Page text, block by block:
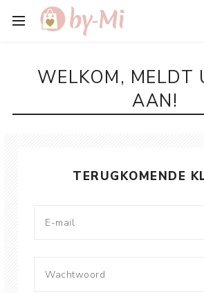
WELKOM, MELDT
AAN!
TERUGKOMENDE